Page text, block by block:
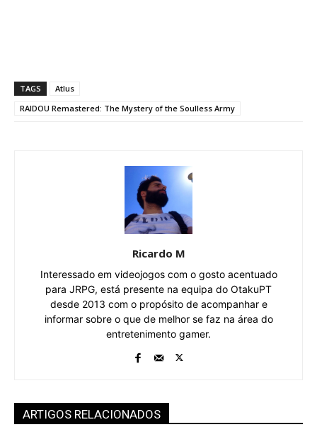
TAGS
Atlus
RAIDOU Remastered: The Mystery of the Soulless Army
Ricardo M
Interessado em videojogos com o gosto acentuado
para JRPG, está presente na equipa do OtakuPT
desde 2013 com o propósito de acompanhar e
informar sobre o que de melhor se faz na área do
entretenimento gamer.
ARTIGOS RELACIONADOS